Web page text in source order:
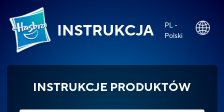
INSTRUKCJA
PL -
Polski
INSTRUKCJE PRODUKTÓW